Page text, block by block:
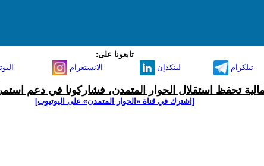
تابعونا على:
الانستغرام لينكدإن تيلكرام
تحفظ استقلال الحوار المتمدن، فشاركونا في دعم
[اشترك في قناة ‫«الحوار المتمدن» على اليوتيوب]